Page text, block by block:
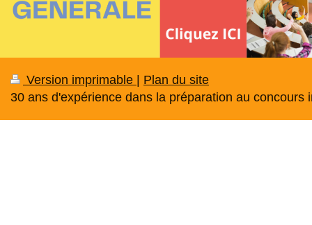
Version imprimable | Plan du site
30 ans d'expérience dans la préparation au concours